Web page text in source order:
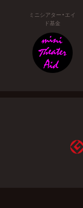
ミニシアター・エイ
ド基金